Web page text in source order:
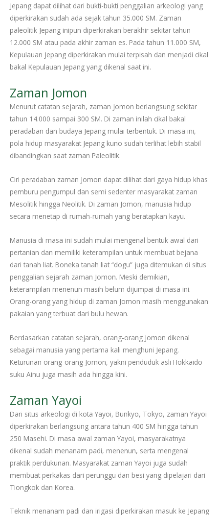
Jepang dapat dilihat dari bukti-bukti penggalian arkeologi yang
diperkirakan sudah ada sejak tahun 35.000 SM. Zaman
paleolitik Jepang inipun diperkirakan berakhir sekitar tahun
12.000 SM atau pada akhir zaman es. Pada tahun 11.000 SM,
Kepulauan Jepang diperkirakan mulai terpisah dan menjadi cikal
bakal Kepulauan Jepang yang dikenal saat ini.
Zaman Jomon
Menurut catatan sejarah, zaman Jomon berlangsung sekitar
tahun 14.000 sampai 300 SM. Di zaman inilah cikal bakal
peradaban dan budaya Jepang mulai terbentuk. Di masa ini,
pola hidup masyarakat Jepang kuno sudah terlihat lebih stabil
dibandingkan saat zaman Paleolitik.
Ciri peradaban zaman Jomon dapat dilihat dari gaya hidup khas
pemburu pengumpul dan semi sedenter masyarakat zaman
Mesolitik hingga Neolitik. Di zaman Jomon, manusia hidup
secara menetap di rumah-rumah yang beratapkan kayu.
Manusia di masa ini sudah mulai mengenal bentuk awal dari
pertanian dan memiliki keterampilan untuk membuat bejana
dari tanah liat. Boneka tanah liat “dogu” juga ditemukan di situs
penggalian sejarah zaman Jomon. Meski demikian,
keterampilan menenun masih belum dijumpai di masa ini.
Orang-orang yang hidup di zaman Jomon masih menggunakan
pakaian yang terbuat dari bulu hewan.
Berdasarkan catatan sejarah, orang-orang Jomon dikenal
sebagai manusia yang pertama kali menghuni Jepang.
Keturunan orang-orang Jomon, yakni penduduk asli Hokkaido
suku Ainu juga masih ada hingga kini.
Zaman Yayoi
Dari situs arkeologi di kota Yayoi, Bunkyo, Tokyo, zaman Yayoi
diperkirakan berlangsung antara tahun 400 SM hingga tahun
250 Masehi. Di masa awal zaman Yayoi, masyarakatnya
dikenal sudah menanam padi, menenun, serta mengenal
praktik perdukunan. Masyarakat zaman Yayoi juga sudah
membuat perkakas dari perunggu dan besi yang dipelajari dari
Tiongkok dan Korea.
Teknik menanam padi dan irigasi diperkirakan masuk ke Jepang